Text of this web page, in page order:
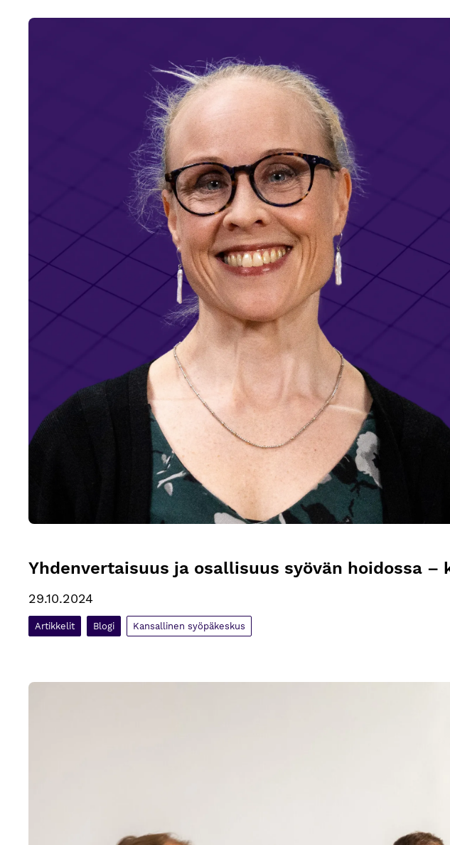
Yhdenvertaisuus ja osallisuus syövän hoidossa – kansallinen syöpästrategia
Yhdenvertaisuus ja osallisuus syövän hoidossa
29.10.2024
Artikkelit Blogi Kansallinen syöpäkeskus
Kansallisessa syöpäfoorumissa keskusteltiin syöpästrategiatyön